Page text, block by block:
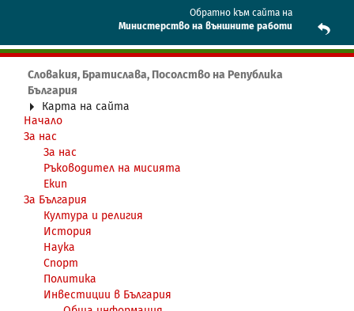
Обратно към сайта на
Mинистерство на външните работи
Словакия, Братислава, Посолство на Република
България
Карта на сайта
Начало
За нас
За нас
Ръководител на мисията
Екип
За България
Култура и религия
История
Наука
Спорт
Политика
Инвестиции в България